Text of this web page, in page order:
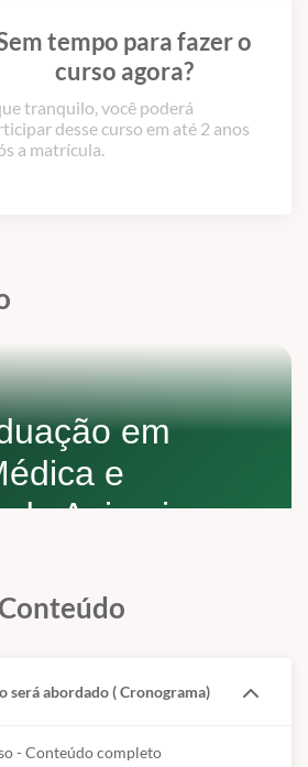
tempo para fazer o
curso agora?
tranquilo, você poderá
desse curso em até 2 anos
a matrícula.
em
e
de Animais
e Pets não
de fauna silvestre, aves,
convencionais.
será abordado ( Cronograma)
- Conteúdo completo